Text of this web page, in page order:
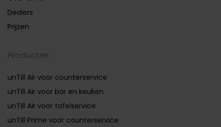
Dealers
Prijzen
unTill Air voor counterservice
unTill Air voor bar en keuken
unTill Air voor tafelservice
unTill Prime voor counterservice